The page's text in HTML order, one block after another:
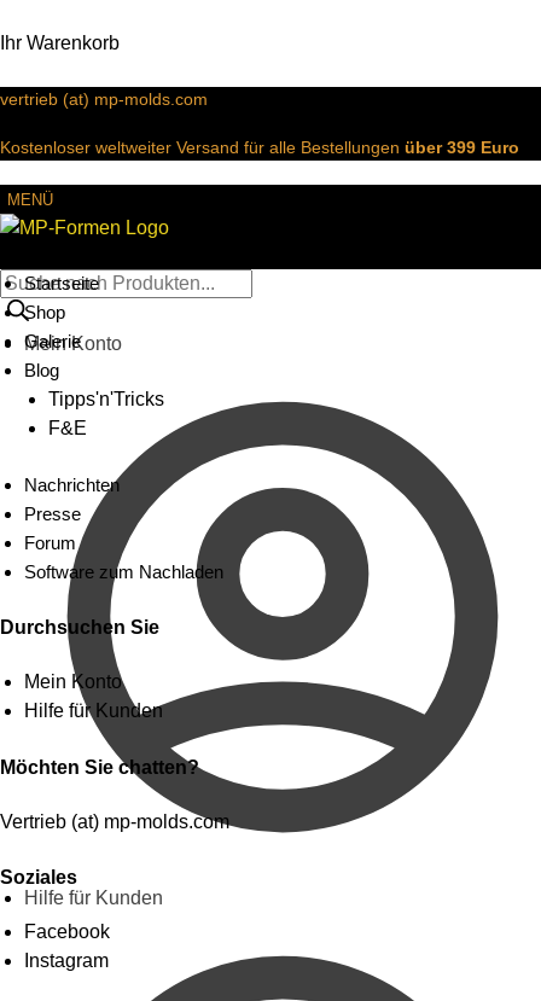
Ihr Warenkorb
vertrieb (at) mp-molds.com
Kostenloser weltweiter Versand für alle Bestellungen über 399 Euro
MENÜ
Mein Konto
Hilfe für Kunden
Startseite
Shop
Galerie
Blog
Tipps'n'Tricks
F&E
Nachrichten
Presse
Forum
Software zum Nachladen
Durchsuchen Sie
Mein Konto
Hilfe für Kunden
Möchten Sie chatten?
Vertrieb (at) mp-molds.com
Soziales
Facebook
Instagram